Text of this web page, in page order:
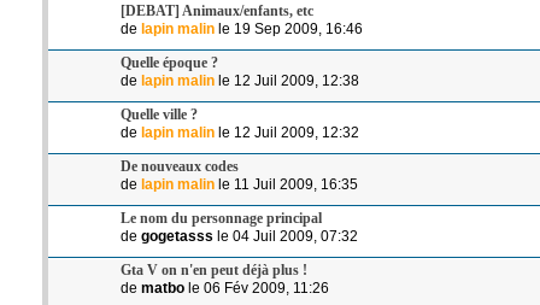
[DEBAT] Animaux/enfants, etc
de lapin malinle 19 Sep 2009, 16:46
Quelle époque ?
de lapin malinle 12 Juil 2009, 12:38
Quelle ville ?
de lapin malinle 12 Juil 2009, 12:32
De nouveaux codes
de lapin malinle 11 Juil 2009, 16:35
Le nom du personnage principal
de gogetasss le 04 Juil 2009, 07:32
Gta V on n'en peut déjà plus !
de matbole 06 Fév 2009, 11:26